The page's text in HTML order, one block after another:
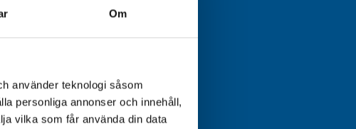
Om
använder teknologi såsom
personliga annonser och innehåll,
vilka som får använda din data